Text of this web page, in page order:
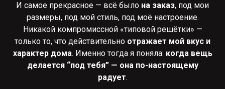
И самое прекрасное — всё было на заказ, под мои
размеры, под мой стиль, под моё настроение.
Никакой компромиссной «типовой решётки» —
только то, что действительно отражает мой вкус и
характер дома. Именно тогда я поняла: когда вещь
делается “под тебя” — она по-настоящему
радует.